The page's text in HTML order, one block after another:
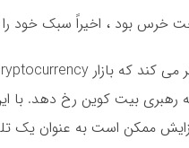
ممکن است به عنوان یک